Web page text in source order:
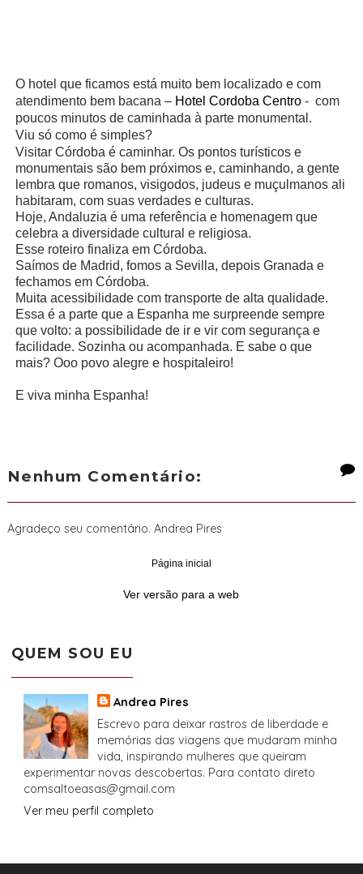
O hotel que ficamos está muito bem localizado e com
atendimento bem bacana – Hotel Cordoba Centro - com
poucos minutos de caminhada à parte monumental.
Viu só como é simples?
Visitar Córdoba é caminhar. Os pontos turísticos e
monumentais são bem próximos e, caminhando, a gente
lembra que romanos, visigodos, judeus e muçulmanos ali
habitaram, com suas verdades e culturas.
Hoje, Andaluzia é uma referência e homenagem que
celebra a diversidade cultural e religiosa.
Esse roteiro finaliza em Córdoba.
Saímos de Madrid, fomos a Sevilla, depois Granada e
fechamos em Córdoba.
Muita acessibilidade com transporte de alta qualidade.
Essa é a parte que a Espanha me surpreende sempre
que volto: a possibilidade de ir e vir com segurança e
facilidade. Sozinha ou acompanhada. E sabe o que
mais? Ooo povo alegre e hospitaleiro!
E viva minha Espanha!
Nenhum Comentário:
Agradeço seu comentário. Andrea Pires
Página inicial
Ver versão para a web
QUEM SOU EU
Andrea Pires
Escrevo para deixar rastros de liberdade e
memórias das viagens que mudaram minha
vida, inspirando mulheres que queiram
experimentar novas descobertas. Para contato direto
comsaltoeasas@gmail.com
Ver meu perfil completo